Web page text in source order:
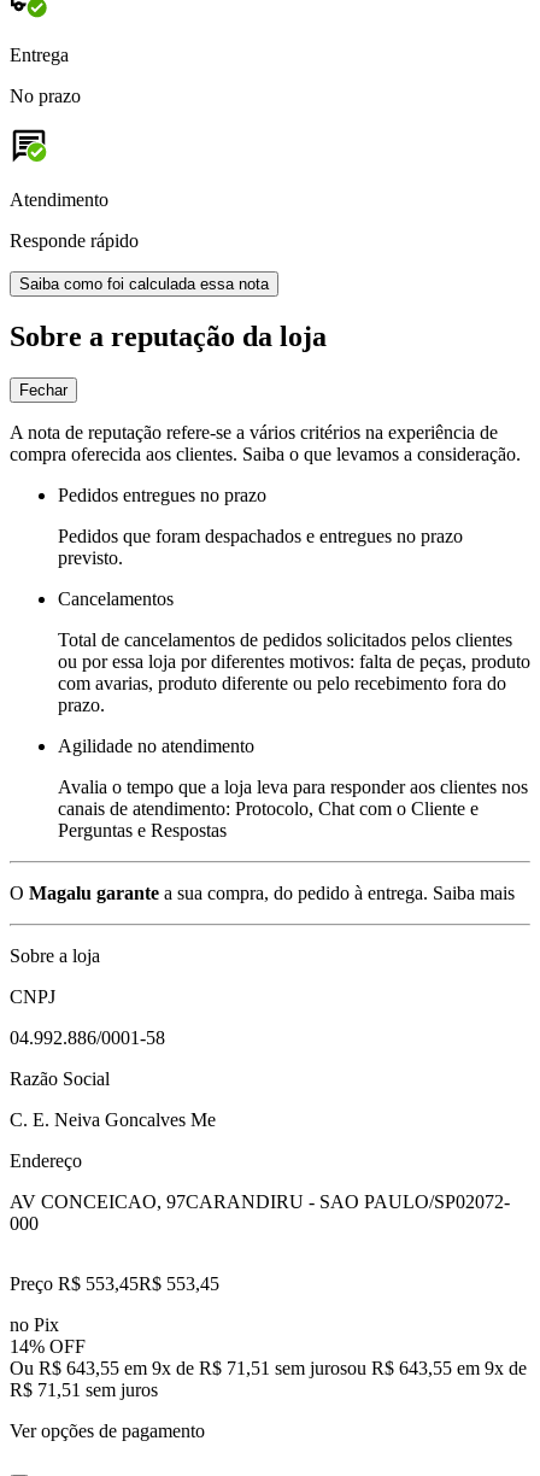
Entrega
No prazo
Atendimento
Responde rápido
Saiba como foi calculada essa nota
Sobre a reputação da loja
Fechar
A nota de reputação refere-se a vários critérios na experiência de
compra oferecida aos clientes. Saiba o que levamos a consideração.
Pedidos entregues no prazo
Pedidos que foram despachados e entregues no prazo
previsto.
Cancelamentos
Total de cancelamentos de pedidos solicitados pelos clientes
ou por essa loja por diferentes motivos: falta de peças, produto
com avarias, produto diferente ou pelo recebimento fora do
prazo.
Agilidade no atendimento
Avalia o tempo que a loja leva para responder aos clientes nos
canais de atendimento: Protocolo, Chat com o Cliente e
Perguntas e Respostas
O Magalu garante a sua compra, do pedido à entrega. Saiba mais
Sobre a loja
CNPJ
04.992.886/0001-58
Razão Social
C. E. Neiva Goncalves Me
Endereço
AV CONCEICAO, 97CARANDIRU - SAO PAULO/SP02072-
000
Preço R$ 553,45R$ 553,45
no Pix
14% OFF
Ou R$ 643,55 em 9x de R$ 71,51 sem jurosou R$ 643,55 em 9x de
R$ 71,51 sem juros
Ver opções de pagamento